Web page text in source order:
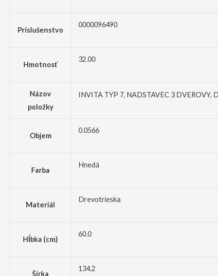
Príslušenstvo
0000096490
Hmotnosť
32.00
Názov
položky
INVITA TYP 7, NADSTAVEC 3 DVEROVY,
Objem
0.0566
Farba
Hnedá
Materiál
Drevotrieska
Hĺbka (cm)
60.0
Šírka
134.2